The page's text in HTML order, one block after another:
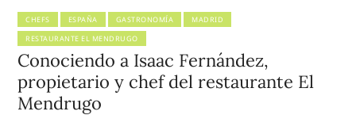
CHEFS ESPAÑA GASTRONOMÍA
MADRID
RESTAURANTE EL MENDRUGO
Conociendo a Isaac Fernández,
propietario y chef del restaurante El
Mendrugo